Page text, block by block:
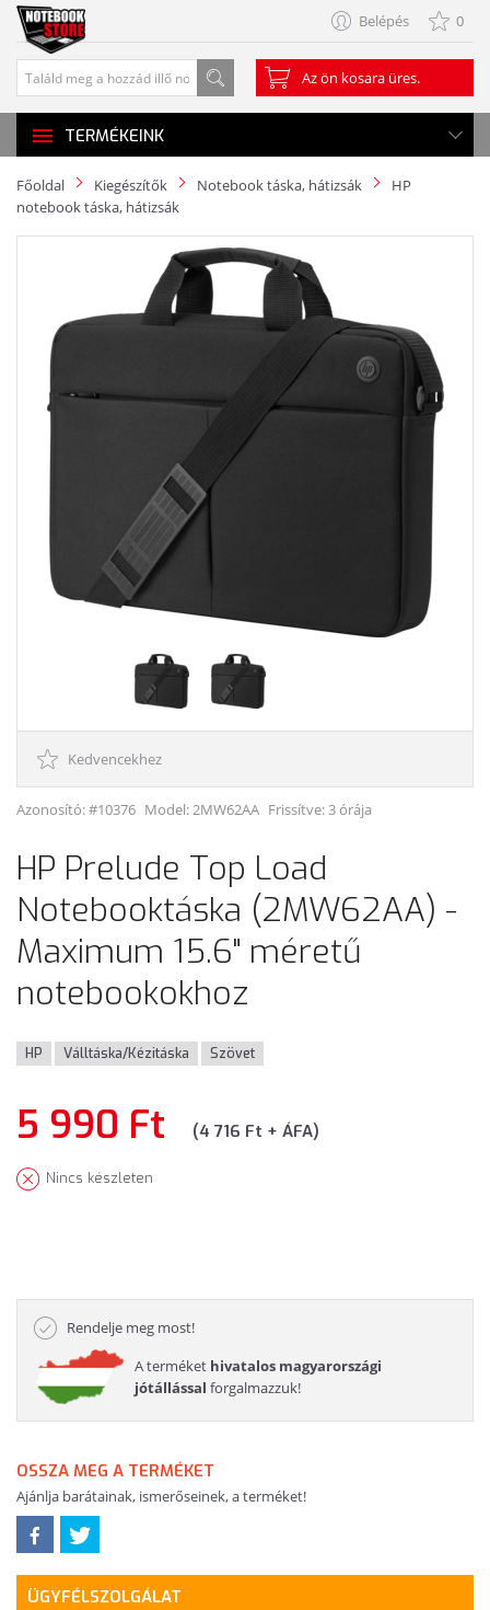
Belépés 0
Az ön kosara üres.
TERMÉKEINK
Főoldal Kiegészítők Notebook táska, hátizsák
HP
notebook táska, hátizsák
Kedvencekhez
Azonosító: #10376 Model:2MW62AA Frissítve: 3 órája
HP Prelude Top Load
Notebooktáska (2MW62AA) -
Maximum 15.6" méretű
notebookokhoz
HP Válltáska/Kézitáska Szövet
5 990 Ft (4 716 Ft + ÁFA)
Nincs készleten
Rendelje meg most!
A terméket hivatalos magyarországi
jótállással forgalmazzuk!
OSSZA MEG A TERMÉKET
Ajánlja barátainak, ismerőseinek, a terméket!
ÜGYFÉLSZOLGÁLAT